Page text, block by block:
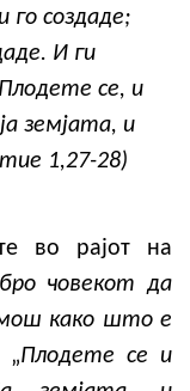
го создаде;
И ги
се, и
земјата, и
1,27-28)
во рајот на
човекот да
како што е
„Плодете се и